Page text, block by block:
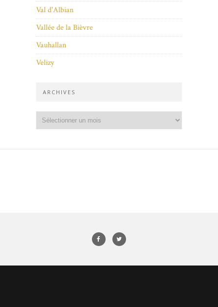
Val d'Albian
Vallée de la Bièvre
Vauhallan
Velizy
ARCHIVES